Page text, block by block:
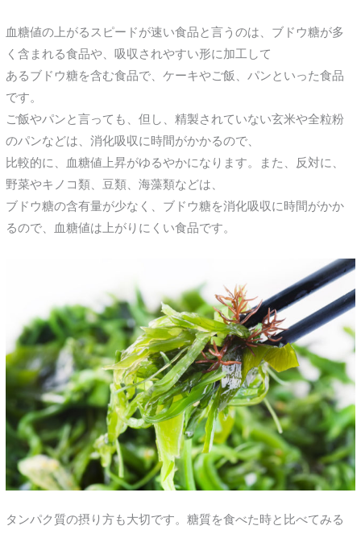
血糖値の上がるスピードが速い食品と言うのは、ブドウ糖が多
く含まれる食品や、吸収されやすい形に加工して
あるブドウ糖を含む食品で、ケーキやご飯、パンといった食品
です。
ご飯やパンと言っても、但し、精製されていない玄米や全粒粉
のパンなどは、消化吸収に時間がかかるので、
比較的に、血糖値上昇がゆるやかになります。また、反対に、
野菜やキノコ類、豆類、海藻類などは、
ブドウ糖の含有量が少なく、ブドウ糖を消化吸収に時間がかか
るので、血糖値は上がりにくい食品です。
タンパク質の摂り方も大切です。糖質を食べた時と比べてみる